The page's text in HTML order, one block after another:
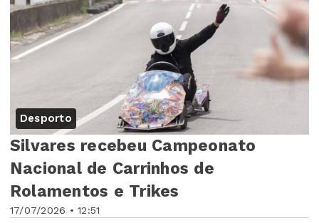
Desporto
17/07/2026 • 12:51
Silvares recebeu Campeonato
Nacional de Carrinhos de
Rolamentos e Trikes